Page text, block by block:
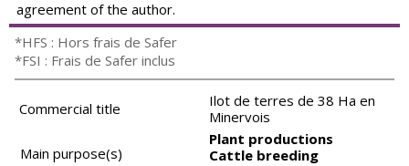
agreement of the author.
*HFS : Hors frais de Safer
*FSI : Frais de Safer inclus
Commercial title
Ilot de terres de 38 Ha en
Minervois
Main purpose(s)
Plant productions
Cattle breeding